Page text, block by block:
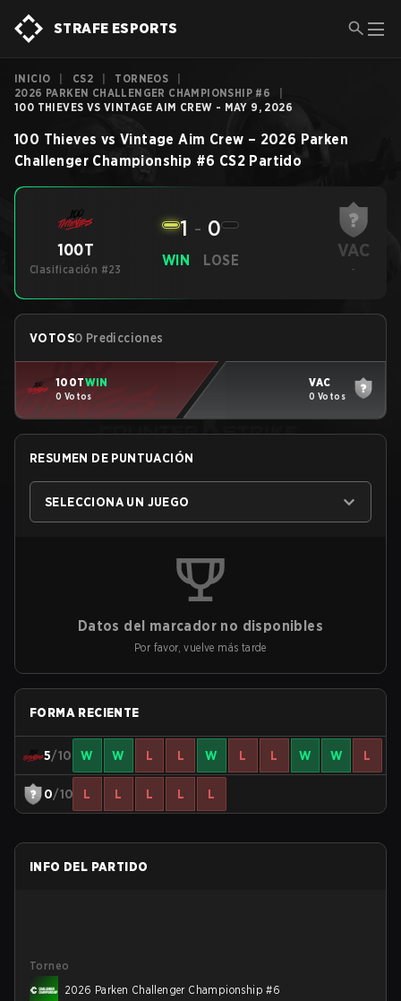
STRAFE ESPORTS
INICIO CS2 TORNEOS
2026 PARKEN CHALLENGER CHAMPIONSHIP #6
100 THIEVES VS VINTAGE AIM CREW - MAY 9, 2026
100 Thieves vs Vintage Aim Crew – 2026 Parken
Challenger Championship #6 CS2 Partido
100T
Clasificación #23
WIN
1 - 0
LOSE VAC
-
VOTOS0 Predicciones
100TWIN
0 Votos
VAC
0 Votos
RESUMEN DE PUNTUACIÓN
SELECCIONA UN JUEGO
Datos del marcador no disponibles
Por favor, vuelve más tarde
FORMA RECIENTE
5/10 W W L L W L L W W L
0/10 L L L L L
INFO DEL PARTIDO
Torneo
2026 Parken Challenger Championship #6